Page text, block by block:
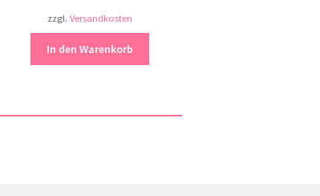
zzgl. Versandkosten
In den Warenkorb